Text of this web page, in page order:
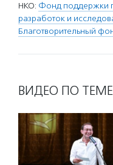
НКО: Фонд поддержки
разработок и
Благотворительный
ВИДЕО ПО ТЕМЕ